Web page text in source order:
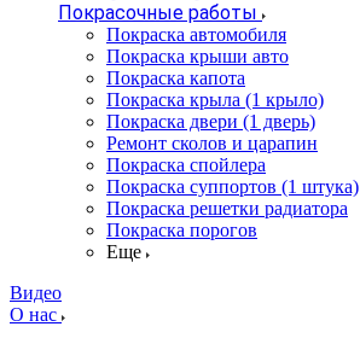
Покрасочные работы
Покраска автомобиля
Покраска крыши авто
Покраска капота
Покраска крыла (1 крыло)
Покраска двери (1 дверь)
Ремонт сколов и царапин
Покраска спойлера
Покраска суппортов (1 штука)
Покраска решетки радиатора
Покраска порогов
Еще
Видео
О нас